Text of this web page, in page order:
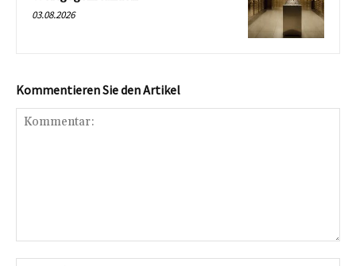
03.08.2026
Kommentieren Sie den Artikel